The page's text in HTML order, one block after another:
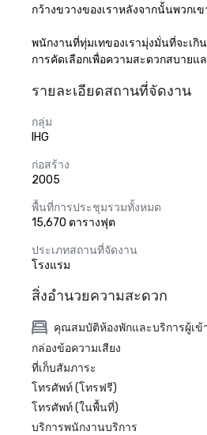
กว้างขวางของเราหลังจากนั้นพวก
พนักงานที่ทุ่มเทของเรามุ่งมั่นที่จะเกิ
การคัดเลือกเพื่อความสะดวกสบาย
รายละเอียดสถานที่จัดงาน
กลุ่ม
IHG
ก่อสร้าง
2005
พื้นที่การประชุมรวมทั้งหมด
15,670 ตารางฟุต
ประเภทสถานที่จัดงาน
โรงแรม
สิ่งอำนวยความสะดวก
คุณสมบัติห้องพักและบริการผู้เข้
กล่องข้อความเสียง
ที่เก็บสัมภาระ
โทรศัพท์ (โทรฟรี)
โทรศัพท์ (ในพื้นที่)
บริการพนักงานบริการ